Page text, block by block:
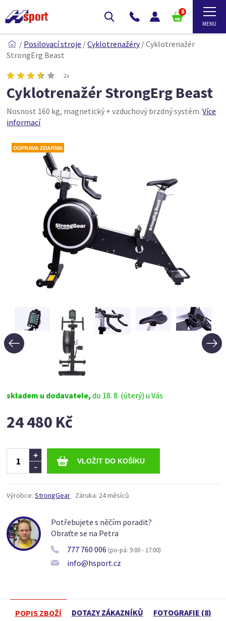
0
/ Posilovací stroje /Cyklotrenažéry/Cyklotrenažér
StrongErg Beast
2x
Cyklotrenažér StrongErg Beast
Nosnost 160 kg, magnetický + vzduchový brzdný systém.Více
informací
skladem u dodavatele,do 18. 8. (úterý) u Vás
24 480 Kč
-
+
Výrobce: StrongGear Záruka: 24 měsíců
Potřebujete s něčím poradit?
Obraťte se na Petra
777 760 006 (po-pá: 9:00 - 17:00)
info@hsport.cz
POPIS ZBOŽÍ DOTAZY ZÁKAZNÍKŮ FOTOGRAFIE (8)